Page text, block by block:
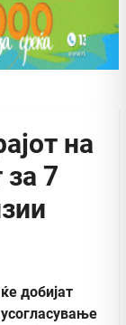
на
за 7
добијат